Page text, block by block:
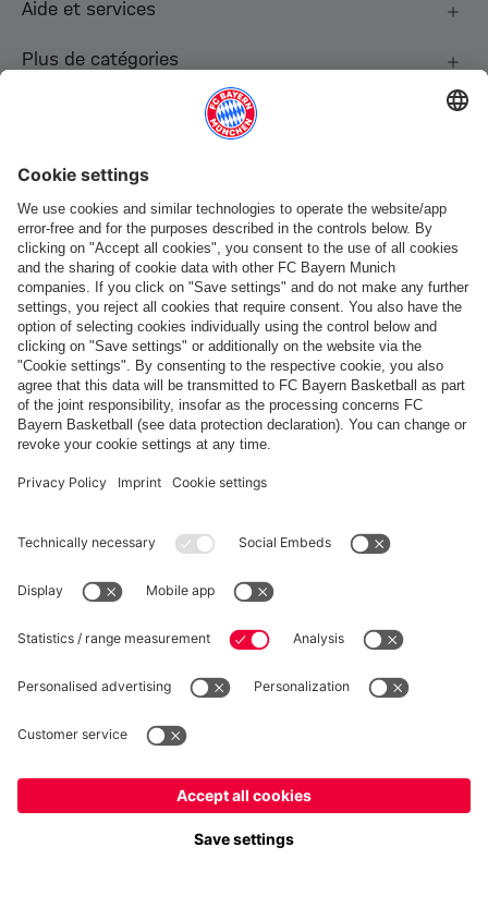
Aide et services
Plus de catégories
Paiement et livraison
FC Bayern Store App
RÉTRACTATION
Intimité
Paramètres des cookies
*Les prix incluent la TVA et excluent les frais d'expédition
© FC Bayern München AG
FC Bayern München AG, Säbener Str. 51-57, 81547 München
Francepour y livrer!
Mondialpour y livrer!